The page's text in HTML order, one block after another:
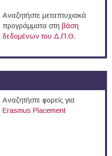
Αναζητήστε μεταπτυχιακά
προγράμματα στη βάση
δεδομένων του Δ.Π.Θ.
Αναζητήστε φορείς για
Erasmus Placement